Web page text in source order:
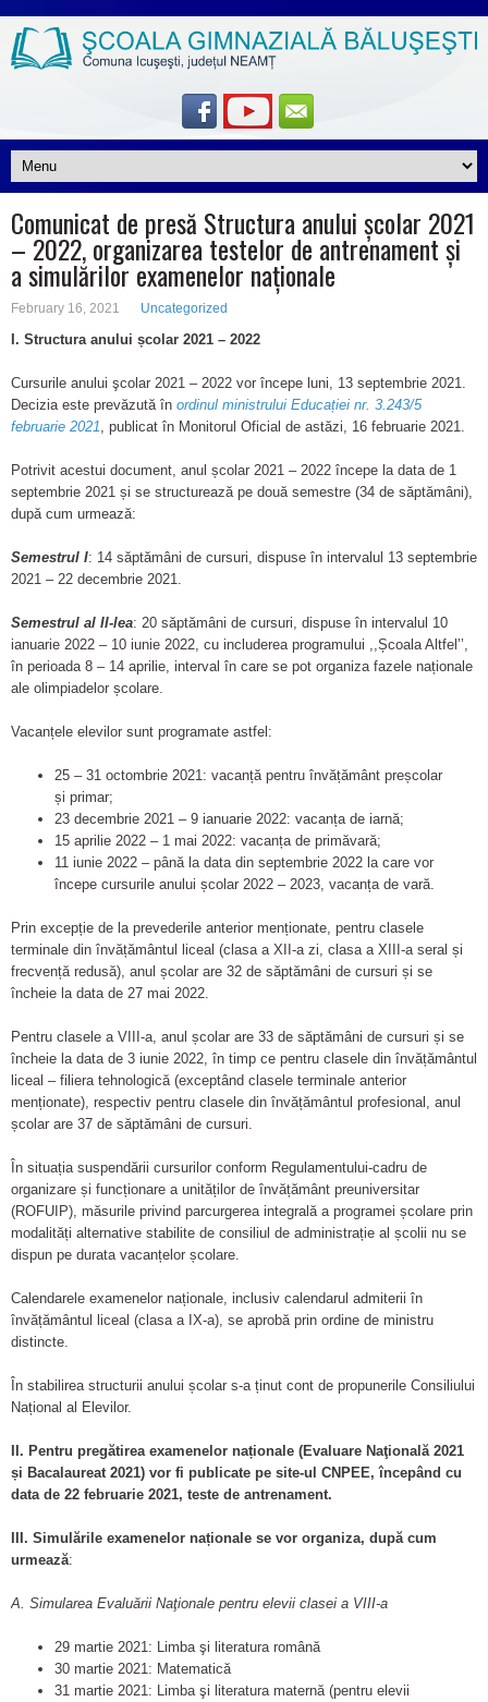
Comunicat de presă Structura anului școlar 2021
– 2022, organizarea testelor de antrenament și
a simulărilor examenelor naționale
February 16, 2021 Uncategorized
I. Structura anului școlar 2021 – 2022
Cursurile anului şcolar 2021 – 2022 vor începe luni, 13 septembrie 2021.
Decizia este prevăzută în ordinul ministrului Educației nr. 3.243/5
februarie 2021, publicat în Monitorul Oficial de astăzi, 16 februarie 2021.
Potrivit acestui document, anul școlar 2021 – 2022 începe la data de 1
septembrie 2021 și se structurează pe două semestre (34 de săptămâni),
după cum urmează:
Semestrul I: 14 săptămâni de cursuri, dispuse în intervalul 13 septembrie
2021 – 22 decembrie 2021.
Semestrul al II-lea: 20 săptămâni de cursuri, dispuse în intervalul 10
ianuarie 2022 – 10 iunie 2022, cu includerea programului ,,Școala Altfel’’,
în perioada 8 – 14 aprilie, interval în care se pot organiza fazele naționale
ale olimpiadelor școlare.
Vacanțele elevilor sunt programate astfel:
25 – 31 octombrie 2021: vacanță pentru învățământ preșcolar
și primar;
23 decembrie 2021 – 9 ianuarie 2022: vacanța de iarnă;
15 aprilie 2022 – 1 mai 2022: vacanța de primăvară;
11 iunie 2022 – până la data din septembrie 2022 la care vor
începe cursurile anului școlar 2022 – 2023, vacanța de vară.
Prin excepție de la prevederile anterior menționate, pentru clasele
terminale din învățământul liceal (clasa a XII-a zi, clasa a XIII-a seral și
frecvență redusă), anul școlar are 32 de săptămâni de cursuri și se
încheie la data de 27 mai 2022.
Pentru clasele a VIII-a, anul școlar are 33 de săptămâni de cursuri și se
încheie la data de 3 iunie 2022, în timp ce pentru clasele din învățământul
liceal – filiera tehnologică (exceptând clasele terminale anterior
menționate), respectiv pentru clasele din învățământul profesional, anul
școlar are 37 de săptămâni de cursuri.
În situația suspendării cursurilor conform Regulamentului-cadru de
organizare și funcționare a unităților de învățământ preuniversitar
(ROFUIP), măsurile privind parcurgerea integrală a programei școlare prin
modalități alternative stabilite de consiliul de administrație al școlii nu se
dispun pe durata vacanțelor școlare.
Calendarele examenelor naționale, inclusiv calendarul admiterii în
învățământul liceal (clasa a IX-a), se aprobă prin ordine de ministru
distincte.
În stabilirea structurii anului școlar s-a ținut cont de propunerile Consiliului
Național al Elevilor.
II. Pentru pregătirea examenelor naționale (Evaluare Naţională 2021
și Bacalaureat 2021) vor fi publicate pe site-ul CNPEE, începând cu
data de 22 februarie 2021, teste de antrenament.
III. Simulările examenelor naționale se vor organiza, după cum
urmează:
A. Simularea Evaluării Naţionale pentru elevii clasei a VIII-a
29 martie 2021: Limba şi literatura română
30 martie 2021: Matematică
31 martie 2021: Limba şi literatura maternă (pentru elevii